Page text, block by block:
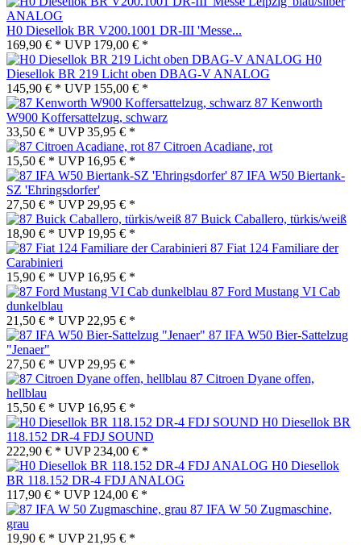
H0 Diesellok BR V200.1001 DR-III 'Messe...
169,90 € * UVP 179,00 € *
H0
Diesellok BR 219 Licht oben DBAG-V ANALOG
145,90 € * UVP 155,00 € *
87 Kenworth
W900 Koffersattelzug, schwarz
33,50 € * UVP35,95 € *
87 Citroen Acadiane, rot
15,50 € * UVP 16,95 € *
87 IFA W50 Biertank-
SZ 'Ehringsdorfer'
27,50 € * UVP 29,95 € *
87 Buick Caballero, türkis/weiß
18,90 € * UVP 19,95 € *
87 Fiat 124 Familiare der
Carabinieri
15,90 € * UVP 16,95 € *
87 Ford Mustang VI Cab
dunkelblau
21,50 € * UVP 22,95 € *
87 IFA W50 Bier-Sattelzug
"Jenaer"
27,50 € * UVP 29,95 € *
87 Citroen Dyane offen,
hellblau
15,50 € * UVP 16,95 € *
H0 Diesellok BR
118.152 DR-4 FDJ SOUND
222,90 € * UVP 234,00 € *
H0 Diesellok
BR 118.152 DR-4 FDJ ANALOG
117,90 € * UVP 124,00 € *
87 IFA W 50 Zugmaschine,
grau
19,90 € * UVP 21,95 € *